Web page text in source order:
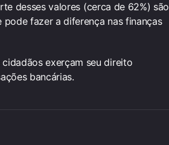
desses valores (cerca de 62%) são
pode fazer a diferença nas finanças
exerçam seu direito
bancárias.